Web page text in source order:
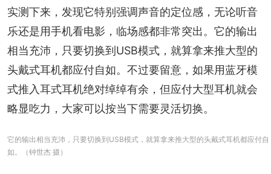
实测下来，发现它特别强调声音的定位感，无论听音
乐还是用手机看电影，临场感都非常突出。它的输出
相当充沛，只要切换到USB模式，就算拿来推大型的
头戴式耳机都应付自如。不过要留意，如果用蓝牙模
式推入耳式耳机绝对绰绰有余，但应付大型耳机就会
略显吃力，大家可以按当下需要灵活切换。
它的输出相当充沛，只要切换到USB模式，就算拿来推大型的头戴式耳机都应付自
如。（钟世杰 摄）